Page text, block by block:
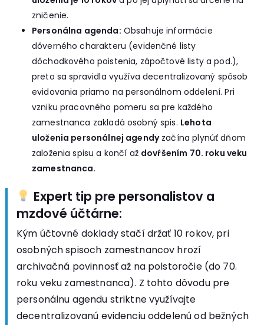
zničenie.
Personálna agenda: Obsahuje informácie
dôverného charakteru (evidenčné listy
dôchodkového poistenia, zápočtové listy a pod.),
preto sa spravidla využíva decentralizovaný spôsob
evidovania priamo na personálnom oddelení. Pri
vzniku pracovného pomeru sa pre každého
zamestnanca zakladá osobný spis. Lehota
uloženia personálnej agendyzačína plynúť dňom
založenia spisu a končí až dovŕšením 70. roku veku
zamestnanca.
Expert tip pre personalistov a
mzdové účtárne:
Kým účtovné doklady stačí držať 10 rokov, pri
osobných spisoch zamestnancov hrozí
archivačná povinnosť až na polstoročie (do 70.
roku veku zamestnanca). Z tohto dôvodu pre
personálnu agendu striktne využívajte
decentralizovanú evidenciu oddelenú od bežných